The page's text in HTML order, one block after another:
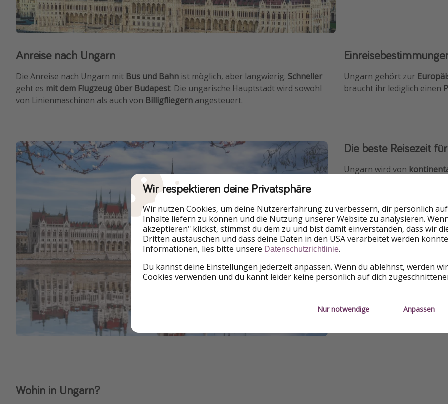
Anreise nach Ungarn
Die Anreise nach Ungarn mit Bus und Bahn ist möglich, aber langwierig. Schneller
geht es mit dem Flugzeug über Budapest. Die ungarische Hauptstadt wird sowohl
von Linienmaschinen als auch von Billigfliegern angesteuert.
Ungarn gehört zur
braucht ihr lediglich einen
Die beste Reisezeit
Ungarn wird von
sollte dieszwischen Ende
Wohin in Ungarn?
Wir respektieren deine Privatsphäre
Wir nutzen Cookies, um deine Nutzererfahrung zu verbessern, dir persönlich
Inhalte liefern zu können und die Nutzung unserer Website zu analysieren.
akzeptieren" klickst, stimmst du dem zu und bist damit einverstanden, dass wir
Dritten austauschen und dass deine Daten in den USA verarbeitet werden
Informationen, lies bitte unsere Datenschutzrichtlinie.
Du kannst deine Einstellungen jederzeit anpassen. Wenn du ablehnst, werden
Cookies verwenden und du kannt leider keine persönlich auf dich
Nur notwendige Anpassen